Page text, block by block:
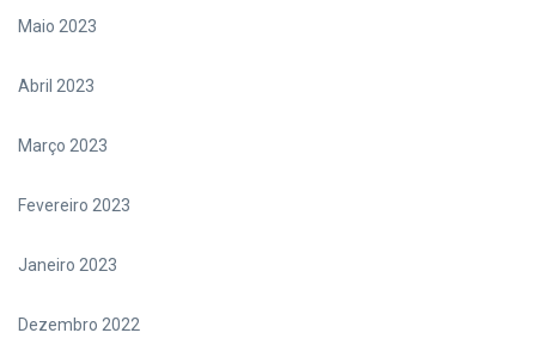
Maio 2023
Abril 2023
Março 2023
Fevereiro 2023
Janeiro 2023
Dezembro 2022